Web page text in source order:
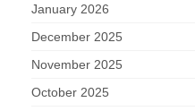
January 2026
December 2025
November 2025
October 2025